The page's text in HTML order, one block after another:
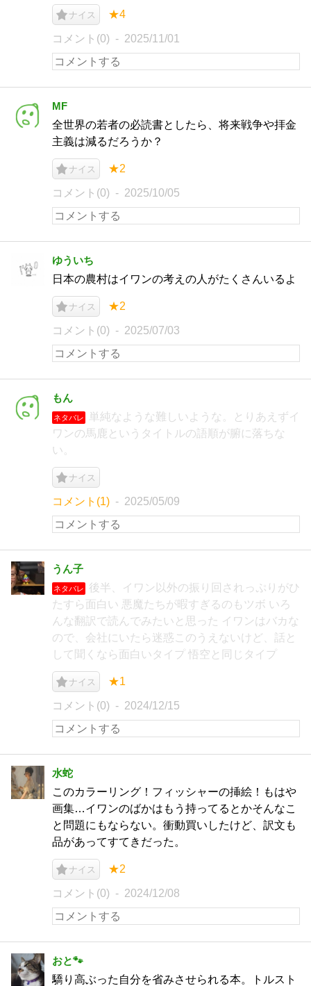
ナイス ★4
コメント(0) 2025/11/01
MF
全世界の若者の必読書としたら、将来戦争や拝金
主義は減るだろうか？
ナイス ★2
コメント(0) 2025/10/05
ゆういち
日本の農村はイワンの考えの人がたくさんいるよ
ナイス ★2
コメント(0) 2025/07/03
もん
ネタバレ
単純なような難しいような。とりあえずイ
ワンの馬鹿というタイトルの語順が腑に落ちな
い。
ナイス
コメント(1) 2025/05/09
うん子
ネタバレ
後半、イワン以外の振り回されっぷりがひ
たすら面白い 悪魔たちが暇すぎるのもツボ いろ
んな翻訳で読んでみたいと思った イワンはバカな
ので、会社にいたら迷惑このうえないけど、話と
して聞くなら面白いタイプ 悟空と同じタイプ
ナイス ★1
コメント(0) 2024/12/15
水蛇
このカラーリング！フィッシャーの挿絵！もはや
画集…イワンのばかはもう持ってるとかそんなこ
と問題にもならない。衝動買いしたけど、訳文も
品があってすてきだった。
ナイス ★2
コメント(0) 2024/12/08
おと🐾
驕り高ぶった自分を省みさせられる本。トルスト